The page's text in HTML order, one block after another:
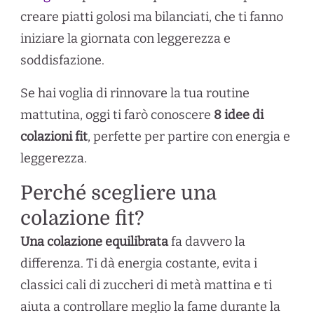
creare piatti golosi ma bilanciati, che ti fanno
iniziare la giornata con leggerezza e
soddisfazione.
Se hai voglia di rinnovare la tua routine
mattutina, oggi ti farò conoscere 8 idee di
colazioni fit, perfette per partire con energia e
leggerezza.
Perché scegliere una
colazione fit?
Una colazione equilibratafa davvero la
differenza. Ti dà energia costante, evita i
classici cali di zuccheri di metà mattina e ti
aiuta a controllare meglio la fame durante la